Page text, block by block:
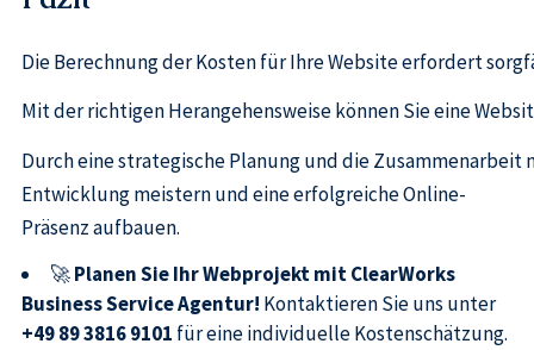
Die Berechnung der Kosten für Ihre Website erfordert
Mit der richtigen Herangehensweise können Sie eine
Durch eine strategische Planung und die
Entwicklung meistern und eine erfolgreiche Online-
Präsenz aufbauen.
🚀Planen Sie Ihr Webprojekt mit ClearWorks
Business Service Agentur! Kontaktieren Sie uns unter
+49 89 3816 9101 für eine individuelle Kostenschätzung.